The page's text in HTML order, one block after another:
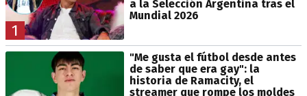
1
a la Selección Argentina tras el
Mundial 2026
"Me gusta el fútbol desde antes
de saber que era gay": la
historia de Ramacity, el
streamer que rompe los moldes